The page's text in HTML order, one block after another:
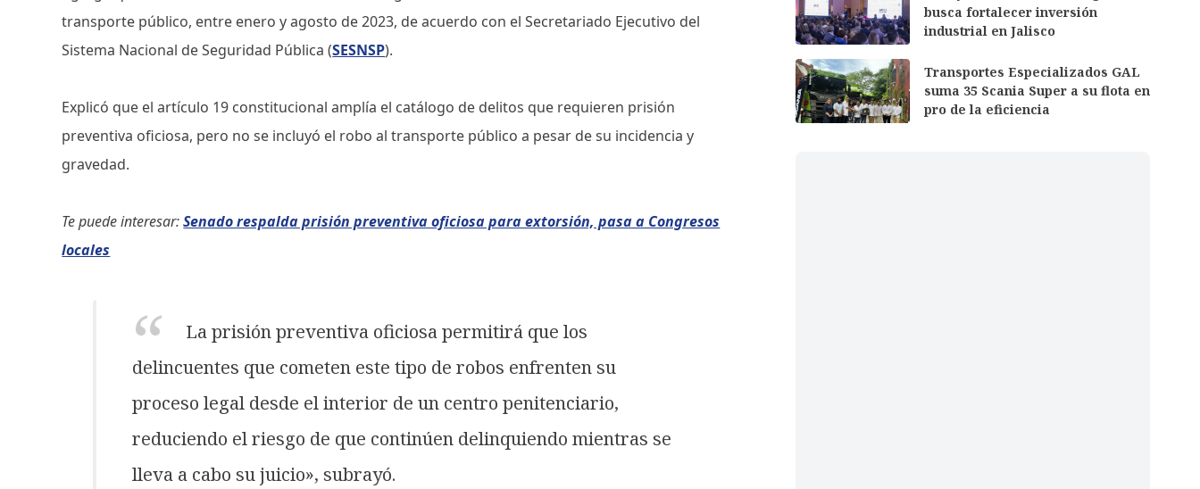
transporte público, entre enero y agosto de 2023, de acuerdo con el Secretariado Ejecutivo del
Sistema Nacional de Seguridad Pública (SESNSP).
Explicó que el artículo 19 constitucional amplía el catálogo de delitos que requieren prisión
preventiva oficiosa, pero no se incluyó el robo al transporte público a pesar de su incidencia y
gravedad.
Te puede interesar:Senado respalda prisión preventiva oficiosa para extorsión, pasa a Congresos
locales
La prisión preventiva oficiosa permitirá que los
delincuentes que cometen este tipo de robos enfrenten su
proceso legal desde el interior de un centro penitenciario,
reduciendo el riesgo de que continúen delinquiendo mientras se
lleva a cabo su juicio», subrayó.
busca fortalecer inversión
industrial en Jalisco
Transportes Especializados GAL
suma 35 Scania Super a su flota en
pro de la eficiencia